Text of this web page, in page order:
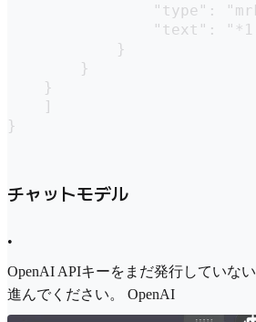
"type":
"text": "*1.
            }
        }
    }
    ]
}
チャットモデル
•
OpenAI APIキーをまだ発行していな
進んでください。 OpenAI